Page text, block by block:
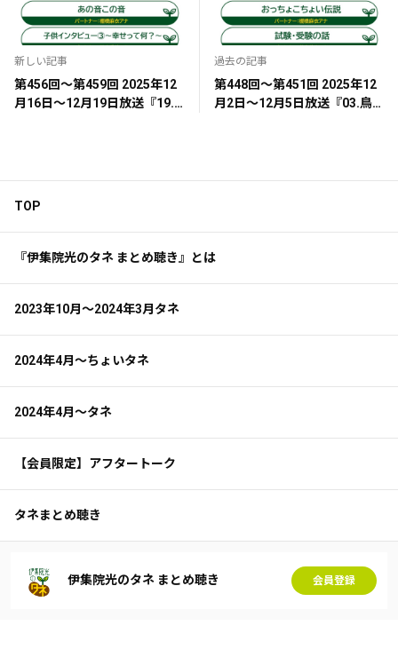
新しい記事
第456回～第459回 2025年12
月16日～12月19日放送『19.
『110.カラオケGO』
過去の記事
第448回～第451回 2025年12
月2日～12月5日放送『03.鳥
てました。』
TOP
『伊集院光のタネ まとめ聴き』とは
2023年10月～2024年3月タネ
2024年4月～ちょいタネ
2024年4月～タネ
【会員限定】アフタートーク
タネまとめ聴き
伊集院光のタネ まとめ聴き 会員登録